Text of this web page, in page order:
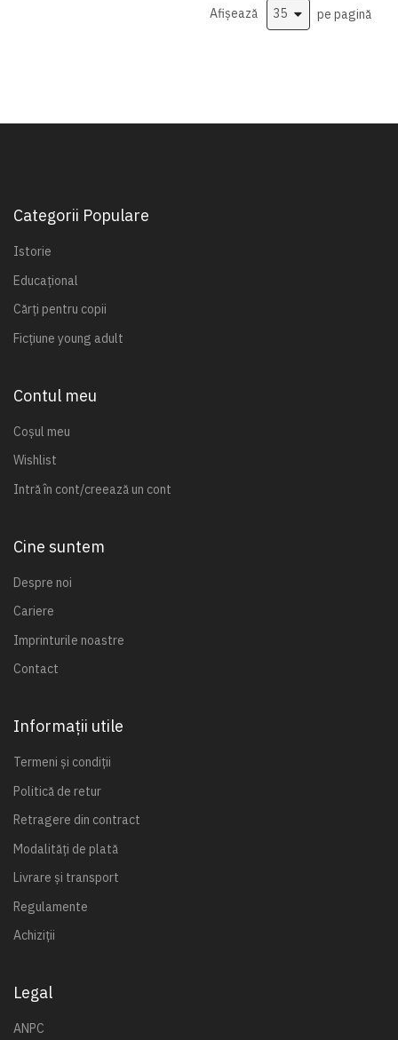
Afișează pe pagină
Categorii Populare
Istorie
Educațional
Cărți pentru copii
Ficțiune young adult
Contul meu
Coșul meu
Wishlist
Intră în cont/creează un cont
Cine suntem
Despre noi
Cariere
Imprinturile noastre
Contact
Informații utile
Termeni și condiții
Politică de retur
Retragere din contract
Modalități de plată
Livrare și transport
Regulamente
Achiziții
Legal
ANPC